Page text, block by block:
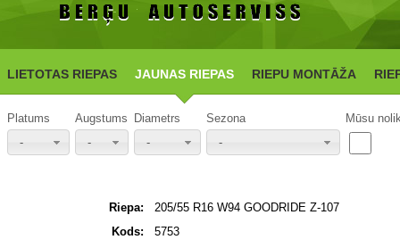
LIETOTAS RIEPAS JAUNAS RIEPAS RIEPU MONTĀŽA
Platums
-
Augstums
-
Diametrs
-
Sezona
-
Mūsu
Riepa:
205/55 R16 W94 GOODRIDE Z-107
Kods:
5753